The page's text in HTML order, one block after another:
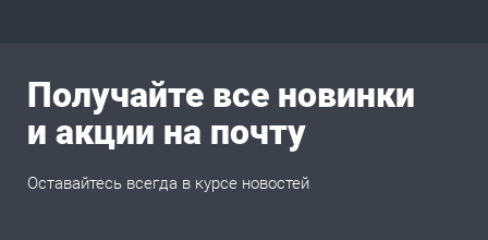
Получайте все новинки
и акции на почту
Оставайтесь всегда в курсе новостей